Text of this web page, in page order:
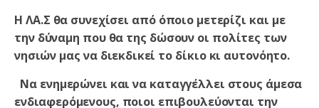
Η ΛΑ.Σ θα συνεχίσει από όποιο μετερίζι και με
την δύναμη που θα της δώσουν οι πολίτες των
νησιών μας να διεκδικεί το δίκιο κι αυτονόητο.
Να ενημερώνει και να καταγγέλλει στους άμεσα
ενδιαφερόμενους, ποιοι επιβουλεύονται την